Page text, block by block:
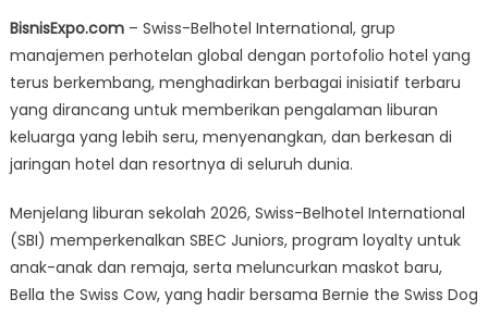
Sekolah
Jadi
Lebih
Seru
Bersama
Bernie
Bella
di
Swiss-
Belhotel
BisnisExpo.com– Swiss-Belhotel International, grup
manajemen perhotelan global dengan portofolio hotel yang
terus berkembang, menghadirkan berbagai inisiatif terbaru
yang dirancang untuk memberikan pengalaman liburan
keluarga yang lebih seru, menyenangkan, dan berkesan di
jaringan hotel dan resortnya di seluruh dunia.
Menjelang liburan sekolah 2026, Swiss-Belhotel International
(SBI) memperkenalkan SBEC Juniors, program loyalty untuk
anak-anak dan remaja, serta meluncurkan maskot baru,
Bella the Swiss Cow, yang hadir bersama Bernie the Swiss Dog